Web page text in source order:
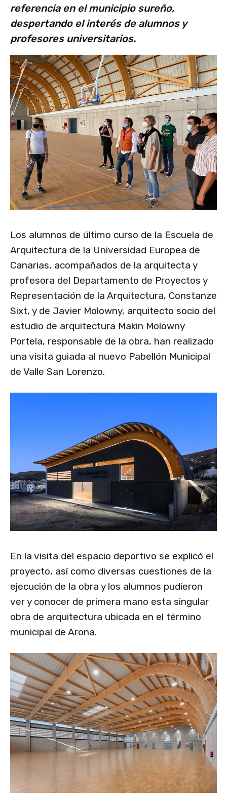
referencia en el municipio sureño,
despertando el interés de alumnos y
profesores universitarios.
Los alumnos de último curso de la Escuela de
Arquitectura de la Universidad Europea de
Canarias, acompañados de la arquitecta y
profesora del Departamento de Proyectos y
Representación de la Arquitectura, Constanze
Sixt, y de Javier Molowny, arquitecto socio del
estudio de arquitectura Makin Molowny
Portela, responsable de la obra, han realizado
una visita guiada al nuevo Pabellón Municipal
de Valle San Lorenzo.
En la visita del espacio deportivo se explicó el
proyecto, así como diversas cuestiones de la
ejecución de la obra y los alumnos pudieron
ver y conocer de primera mano esta singular
obra de arquitectura ubicada en el término
municipal de Arona.